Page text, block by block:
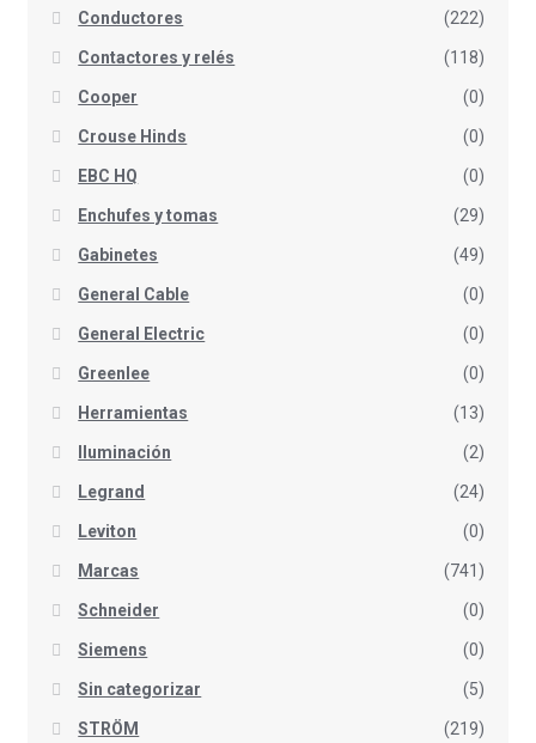
Conductores (222)
Contactores y relés (118)
Cooper (0)
Crouse Hinds (0)
EBC HQ (0)
Enchufes y tomas (29)
Gabinetes (49)
General Cable (0)
General Electric (0)
Greenlee (0)
Herramientas (13)
Iluminación (2)
Legrand (24)
Leviton (0)
Marcas (741)
Schneider (0)
Siemens (0)
Sin categorizar (5)
STRÖM (219)